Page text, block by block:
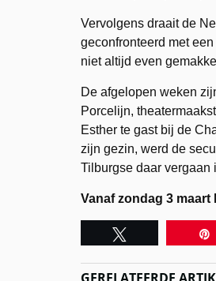
Vervolgens draait de
geconfronteerd met
niet altijd even
De afgelopen weken
Porcelijn,
Esther te gast bij de
zijn gezin, werd de
Tilburgse daar vergaan
Vanaf zondag 3 maart